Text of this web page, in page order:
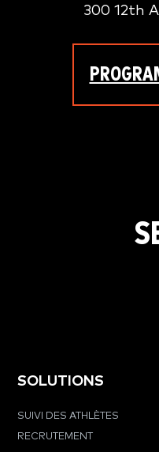
300 12th
SOLUTIONS
SUIVI DES ATHLÈTES
RECRUTEMENT